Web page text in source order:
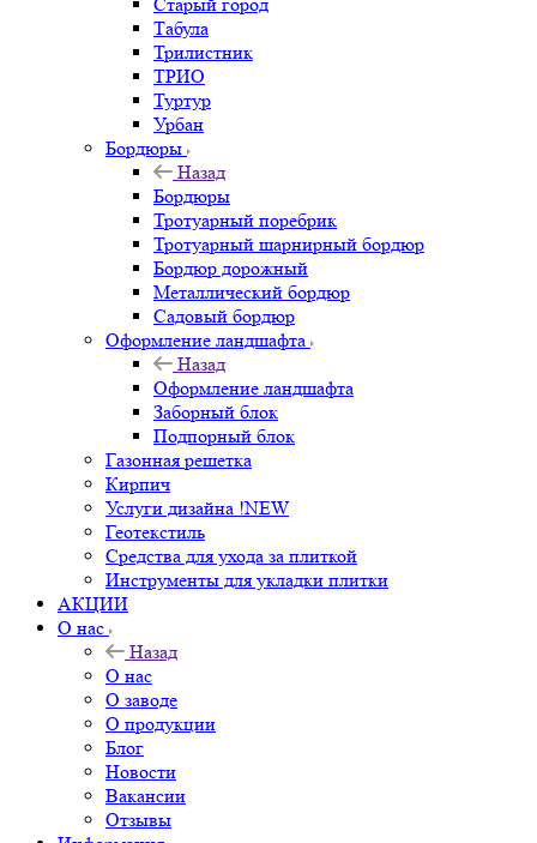
Табула
Трилистник
ТРИО
Туртур
Урбан
Бордюры
Назад
Бордюры
Тротуарный поребрик
Тротуарный шарнирный бордюр
Бордюр дорожный
Металлический бордюр
Садовый бордюр
Оформление ландшафта
Назад
Оформление ландшафта
Заборный блок
Подпорный блок
Газонная решетка
Кирпич
Услуги дизайна !NEW
Геотекстиль
Средства для ухода за плиткой
Инструменты для укладки плитки
АКЦИИ
О нас
Назад
О нас
О заводе
О продукции
Блог
Новости
Вакансии
Отзывы